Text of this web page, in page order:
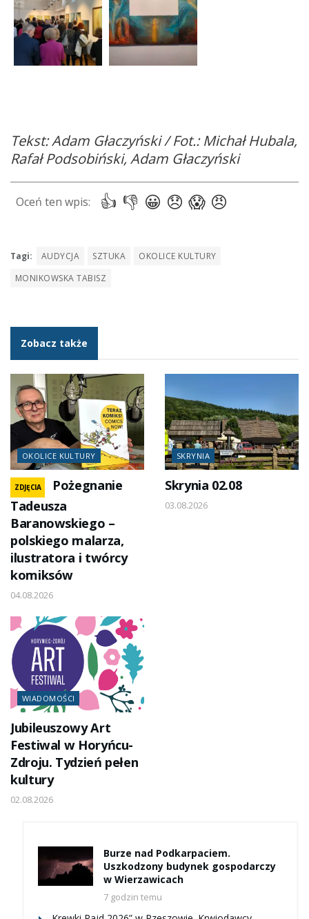
Tekst: Adam Głaczyński / Fot.: Michał Hubala,
Rafał Podsobiński, Adam Głaczyński
Tagi: AUDYCJA SZTUKA
OKOLICE KULTURY
MONIKOWSKA TABISZ
Zobacz także
OKOLICE KULTURY
ZDJĘCIA
Pożegnanie
Tadeusza
Baranowskiego –
polskiego malarza,
ilustratora i twórcy
komiksów
04.08.2026
SKRYNIA
Skrynia 02.08
03.08.2026
WIADOMOŚCI
Jubileuszowy Art
Festiwal w Horyńcu-
Zdroju. Tydzień pełen
kultury
02.08.2026
Burze nad Podkarpaciem.
Uszkodzony budynek gospodarczy
w Wierzawicach
7 godzin temu